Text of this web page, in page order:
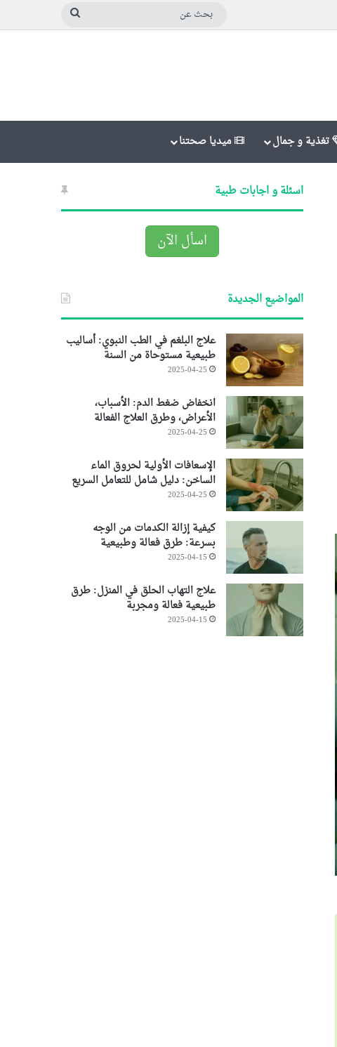
تغذية و جمال ميديا صحتنا
اسئلة و اجابات طبية
اسأل الآن
المواضيع الجديدة
علاج البلغم في الطب النبوي: أساليب
طبيعية مستوحاة من السنة
2025-04-25
انخفاض ضغط الدم: الأسباب،
الأعراض، وطرق العلاج الفعالة
2025-04-25
الإسعافات الأولية لحروق الماء
الساخن: دليل شامل للتعامل السريع
2025-04-25
كيفية إزالة الكدمات من الوجه
بسرعة: طرق فعالة وطبيعية
2025-04-15
علاج التهاب الحلق في المنزل: طرق
طبيعية فعالة ومجربة
2025-04-15